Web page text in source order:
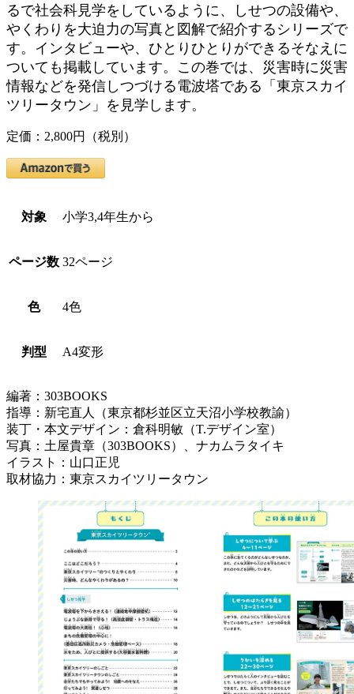
るで社会科見学をしているように、しせつの設備や、
やくわりを大迫力の写真と図解で紹介するシリーズで
す。インタビューや、ひとりひとりができるそなえに
ついても掲載しています。この巻では、災害時に災害
情報などを発信しつづける電波塔である「東京スカイ
ツリータウン」を見学します。
定価：2,800円（税別）
対象 小学3,4年生から
ページ数 32ページ
色 4色
判型 A4変形
編著：303BOOKS
指導：新宅直人（東京都杉並区立天沼小学校教諭）
装丁・本文デザイン：倉科明敏（T.デザイン室）
写真：土屋貴章（303BOOKS）、ナカムラタイキ
イラスト：山口正児
取材協力：東京スカイツリータウン